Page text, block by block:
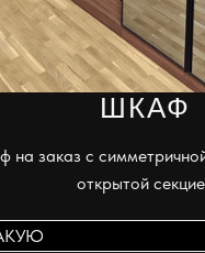
ШКАФ
на заказ с
открытой